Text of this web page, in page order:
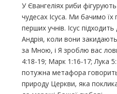
У Євангеліях риби
чудесах Ісуса. Ми бачимо їх
перших учнів. Ісус
Андрія, коли вони закидають
за Мною, і Я зроблю вас
4:18-19; Марк 1:16-17; Лука
потужна метафора
природу Церкви, яка